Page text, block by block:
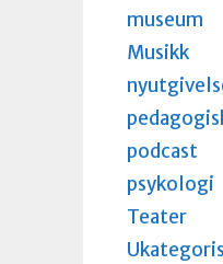
museum
Musikk
podcast
psykologi
Teater